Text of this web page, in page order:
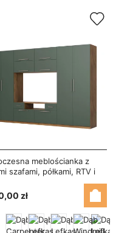
meblościanka z
szafami, półkami, RTV i
350×227 cm Dąb
/ Zieleń Butelkowa –
zł